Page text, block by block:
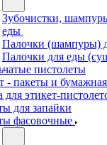
Зубочистки,
еды
Палочки (шампуры)
Палочки для еды
пистолеты
- пакеты и бумажная
для этикет-
для запайки
фасовочные